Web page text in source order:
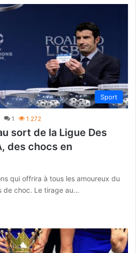
Sport
1 1 272
sort de la Ligue Des
des chocs en
qui offrira à tous les amoureux du
de choc. Le tirage au…